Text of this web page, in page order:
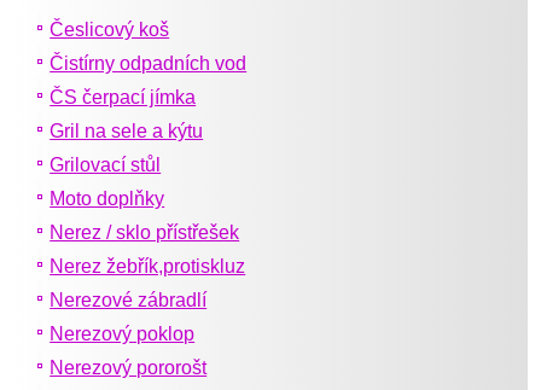
Česlicový koš
Čistírny odpadních vod
ČS čerpací jímka
Gril na sele a kýtu
Grilovací stůl
Moto doplňky
Nerez / sklo přístřešek
Nerez žebřík,protiskluz
Nerezové zábradlí
Nerezový poklop
Nerezový pororošt